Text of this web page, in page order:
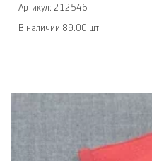
Артикул: 212546
В наличии 89.00 шт